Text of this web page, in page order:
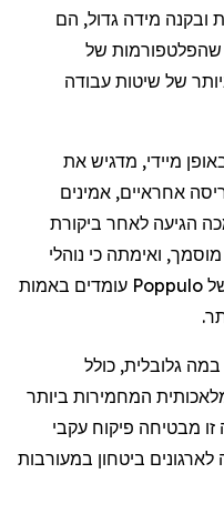
ובקנה מידה גדול, הם
שהפלטפורמות של
של שיטות עבודה
מיידי, מדגיש את
אחראיים, אמינים
הגיעה לאחר ביקורת
מוסמך, ואימתה כי נוהלי
Poppulo עומדים באמות
.
במה גלובלית, כולל
המחמירות ביותר
זו מבטיחה פיקוח עקבי
לארגונים ביטחון במעורבות